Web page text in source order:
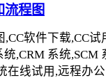
流程图
软件下载,CC试
,CRM 系统,SCM
在线试用,远程办